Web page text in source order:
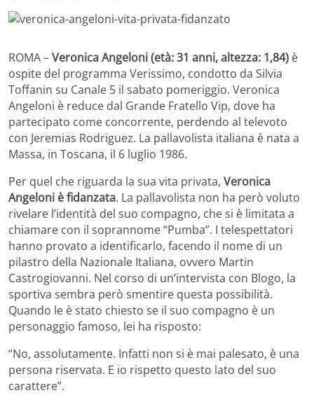
ROMA –Veronica Angeloni (età: 31 anni, altezza: 1,84) è
ospite del programma Verissimo, condotto da Silvia
Toffanin su Canale 5 il sabato pomeriggio. Veronica
Angeloni è reduce dal Grande Fratello Vip, dove ha
partecipato come concorrente, perdendo al televoto
con Jeremias Rodriguez. La pallavolista italiana è nata a
Massa, in Toscana, il 6 luglio 1986.
Per quel che riguarda la sua vita privata, Veronica
Angeloni è fidanzata. La pallavolista non ha però voluto
rivelare l’identità del suo compagno, che si è limitata a
chiamare con il soprannome “Pumba”. I telespettatori
hanno provato a identificarlo, facendo il nome di un
pilastro della Nazionale Italiana, ovvero Martin
Castrogiovanni. Nel corso di un’intervista con Blogo, la
sportiva sembra però smentire questa possibilità.
Quando le è stato chiesto se il suo compagno è un
personaggio famoso, lei ha risposto:
“No, assolutamente. Infatti non si è mai palesato, è una
persona riservata. E io rispetto questo lato del suo
carattere”.